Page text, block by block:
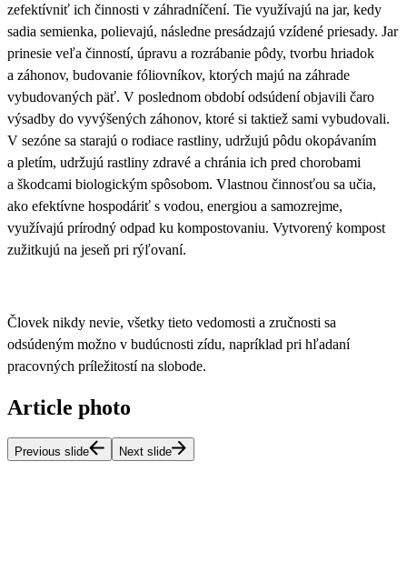
zefektívniť ich činnosti v záhradníčení. Tie využívajú na jar, kedy
sadia semienka, polievajú, následne presádzajú vzídené priesady. Jar
prinesie veľa činností, úpravu a rozrábanie pôdy, tvorbu hriadok
a záhonov, budovanie fóliovníkov, ktorých majú na záhrade
vybudovaných päť. V poslednom období odsúdení objavili čaro
výsadby do vyvýšených záhonov, ktoré si taktiež sami vybudovali.
V sezóne sa starajú o rodiace rastliny, udržujú pôdu okopávaním
a pletím, udržujú rastliny zdravé a chránia ich pred chorobami
a škodcami biologickým spôsobom. Vlastnou činnosťou sa učia,
ako efektívne hospodáriť s vodou, energiou a samozrejme,
využívajú prírodný odpad ku kompostovaniu. Vytvorený kompost
zužitkujú na jeseň pri rýľovaní.
Človek nikdy nevie, všetky tieto vedomosti a zručnosti sa
odsúdeným možno v budúcnosti zídu, napríklad pri hľadaní
pracovných príležitostí na slobode.
Article photo
Previous slide Next slide